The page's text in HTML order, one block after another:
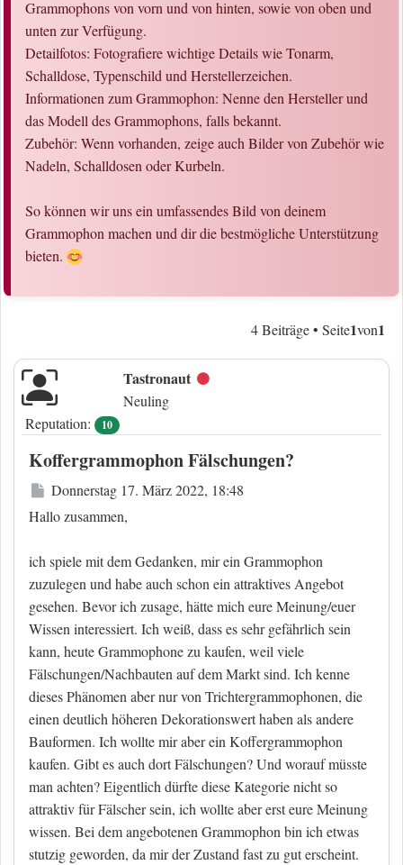
Grammophons von vorn und von hinten, sowie von oben und
unten zur Verfügung.
Detailfotos: Fotografiere wichtige Details wie Tonarm,
Schalldose, Typenschild und Herstellerzeichen.
Informationen zum Grammophon: Nenne den Hersteller und
das Modell des Grammophons, falls bekannt.
Zubehör: Wenn vorhanden, zeige auch Bilder von Zubehör wie
Nadeln, Schalldosen oder Kurbeln.
So können wir uns ein umfassendes Bild von deinem
Grammophon machen und dir die bestmögliche Unterstützung
bieten.
4 Beiträge • Seite1von1
Tastronaut Offline
Neuling
Reputation:
10
Koffergrammophon Fälschungen?
Beitrag
Donnerstag 17. März 2022, 18:48
Hallo zusammen,
ich spiele mit dem Gedanken, mir ein Grammophon
zuzulegen und habe auch schon ein attraktives Angebot
gesehen. Bevor ich zusage, hätte mich eure Meinung/euer
Wissen interessiert. Ich weiß, dass es sehr gefährlich sein
kann, heute Grammophone zu kaufen, weil viele
Fälschungen/Nachbauten auf dem Markt sind. Ich kenne
dieses Phänomen aber nur von Trichtergrammophonen, die
einen deutlich höheren Dekorationswert haben als andere
Bauformen. Ich wollte mir aber ein Koffergrammophon
kaufen. Gibt es auch dort Fälschungen? Und worauf müsste
man achten? Eigentlich dürfte diese Kategorie nicht so
attraktiv für Fälscher sein, ich wollte aber erst eure Meinung
wissen. Bei dem angebotenen Grammophon bin ich etwas
stutzig geworden, da mir der Zustand fast zu gut erscheint.